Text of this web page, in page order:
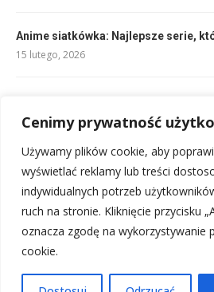
Cenimy prywatność
Używamy plików cookie, aby
wyświetlać reklamy lub treści
indywidualnych potrzeb
ruch na stronie. Kliknięcie przycisku
oznacza zgodę na wykorzystywanie
cookie.
Anime siatkówka: Najlepsze serie,
15 lutego, 2026
10 lutego, 2026
Składy: Al-Hilal – Al Hazm: Kto dziś
11 lutego, 2026
Mapa witryny